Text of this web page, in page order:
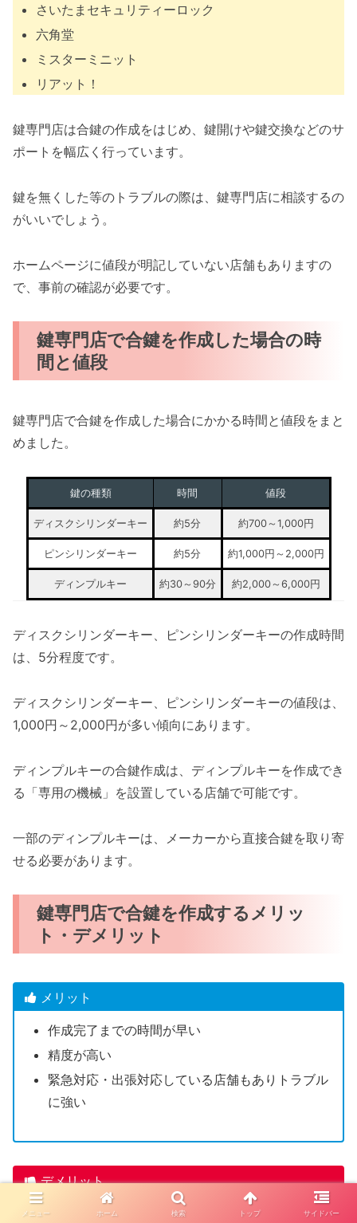
さいたまセキュリティーロック
六角堂
ミスターミニット
リアット！
鍵専門店は合鍵の作成をはじめ、鍵開けや鍵交換などのサ
ポートを幅広く行っています。
鍵を無くした等のトラブルの際は、鍵専門店に相談するの
がいいでしょう。
ホームページに値段が明記していない店舗もありますの
で、事前の確認が必要です。
鍵専門店で合鍵を作成した場合の時
間と値段
鍵専門店で合鍵を作成した場合にかかる時間と値段をまと
めました。
鍵の種類 時間 値段
ディスクシリンダーキー 約5分 約700～1,000円
ピンシリンダーキー 約5分 約1,000円～2,000円
ディンプルキー 約30～90分 約2,000～6,000円
ディスクシリンダーキー、ピンシリンダーキーの作成時間
は、5分程度です。
ディスクシリンダーキー、ピンシリンダーキーの値段は、
1,000円～2,000円が多い傾向にあります。
ディンプルキーの合鍵作成は、ディンプルキーを作成でき
る「専用の機械」を設置している店舗で可能です。
一部のディンプルキーは、メーカーから直接合鍵を取り寄
せる必要があります。
鍵専門店で合鍵を作成するメリッ
ト・デメリット
メリット
作成完了までの時間が早い
精度が高い
緊急対応・出張対応している店舗もありトラブル
に強い
デメリット
一部のディンプルキーは店舗で合鍵作成できない
メニュー ホーム 検索 トップ サイドバー